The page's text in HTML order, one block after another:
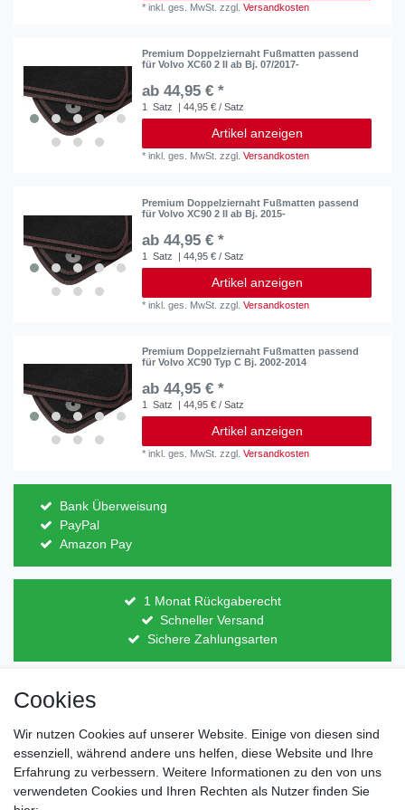
*inkl. ges. MwSt. zzgl.Versandkosten
Premium Doppelziernaht Fußmatten passend
für Volvo XC60 2 II ab Bj. 07/2017-
ab 44,95 € *
1 Satz | 44,95 € / Satz
Artikel anzeigen
*inkl. ges. MwSt. zzgl.Versandkosten
Premium Doppelziernaht Fußmatten passend
für Volvo XC90 2 II ab Bj. 2015-
ab 44,95 € *
1 Satz | 44,95 € / Satz
Artikel anzeigen
*inkl. ges. MwSt. zzgl.Versandkosten
Premium Doppelziernaht Fußmatten passend
für Volvo XC90 Typ C Bj. 2002-2014
ab 44,95 € *
1 Satz | 44,95 € / Satz
Artikel anzeigen
*inkl. ges. MwSt. zzgl.Versandkosten
Bank Überweisung
PayPal
Amazon Pay
1 Monat Rückgaberecht
Schneller Versand
Sichere Zahlungsarten
Direkt vom Hersteller
Lagerware
Cookies
Wir nutzen Cookies auf unserer Website. Einige von diesen sind
essenziell, während andere uns helfen, diese Website und Ihre
Erfahrung zu verbessern. Weitere Informationen zu den von uns
verwendeten Cookies und Ihren Rechten als Nutzer finden Sie